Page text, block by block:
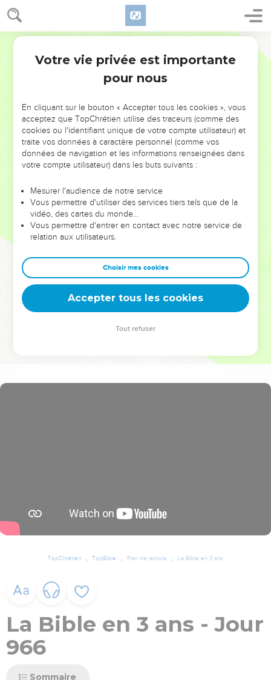
NE MANQUEZ PAS L’ÉVÉNEMENT
DE L’ANNÉE !
ET SI LEURS ERREURS POUVAIENT VOUS ÉVITER LES
VOTRES ?
leur foi ou leur vision. Mais on voit moins les doutes, les erreurs
et les saisons difficiles qu'ils ont traversés, alors même que ce
sont elles qui les ont façonnés.
Dans cette conférence, leaders, entrepreneurs, et responsables
clés pour avancer avec plus de sagesse afin que leurs erreurs
deviennent vos tremplins. Que vous guidiez un ministère, une
équipe, un groupe ou une famille, leur expérience est faite
TopChrétien TopBible Plan de lecture La Bible en 3 ans
La Bible en 3 ans - Jour
966
Sommaire
Votre vie privée est importante
pour nous
En cliquant sur le bouton « Accepter tous les cookies », vous
acceptez que TopChrétien utilise des traceurs (comme des
cookies ou l'identifiant unique de votre compte utilisateur) et
traite vos données à caractère personnel (comme vos
données de navigation et les informations renseignées dans
votre compte utilisateur) dans les buts suivants :
Mesurer l'audience de notre service
Vous permettre d'utiliser des services tiers tels que de la
vidéo, des cartes du monde…
Vous permettre d'entrer en contact avec notre service de
relation aux utilisateurs.
Choisir mes cookies
Accepter tous les cookies
Tout refuser